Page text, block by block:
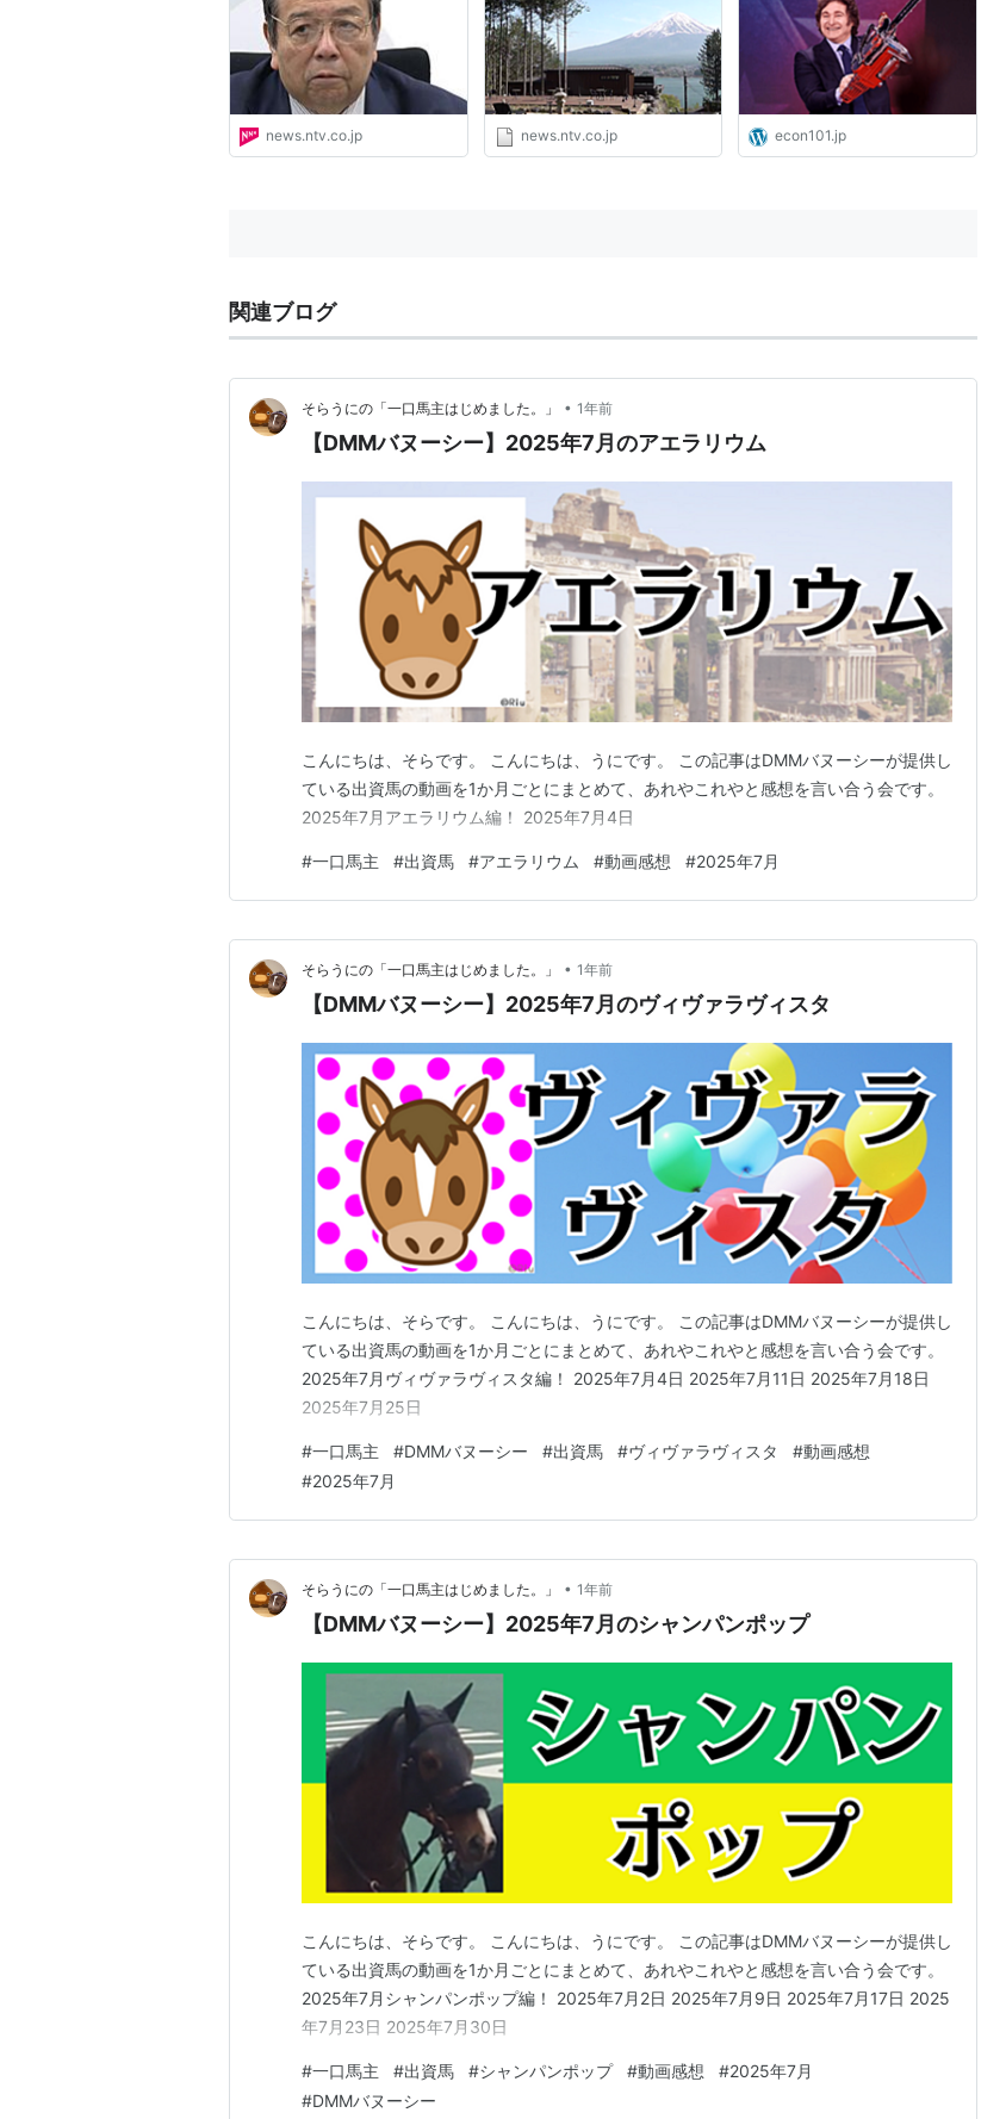
載）｜日テレNEWS NNN
news.ntv.co.jp
載）｜YBS NEWS NNN
news.ntv.co.jp econ101.jp
関連ブログ
そらうにの「一口馬主はじめました。」 • 1年前
【DMMバヌーシー】2025年7月のアエラリウム
こんにちは、そらです。 こんにちは、うにです。 この記事はDMMバヌーシーが提供し
ている出資馬の動画を1か月ごとにまとめて、あれやこれやと感想を言い合う会です。
2025年7月アエラリウム編！ 2025年7月4日
#一口馬主 #出資馬 #アエラリウム #動画感想 #2025年7月
そらうにの「一口馬主はじめました。」 • 1年前
【DMMバヌーシー】2025年7月のヴィヴァラヴィスタ
こんにちは、そらです。 こんにちは、うにです。 この記事はDMMバヌーシーが提供し
ている出資馬の動画を1か月ごとにまとめて、あれやこれやと感想を言い合う会です。
2025年7月ヴィヴァラヴィスタ編！ 2025年7月4日 2025年7月11日 2025年7月18日
2025年7月25日
#一口馬主 #DMMバヌーシー #出資馬 #ヴィヴァラヴィスタ #動画感想
#2025年7月
そらうにの「一口馬主はじめました。」 • 1年前
【DMMバヌーシー】2025年7月のシャンパンポップ
こんにちは、そらです。 こんにちは、うにです。 この記事はDMMバヌーシーが提供し
ている出資馬の動画を1か月ごとにまとめて、あれやこれやと感想を言い合う会です。
2025年7月シャンパンポップ編！ 2025年7月2日 2025年7月9日 2025年7月17日 2025
年7月23日 2025年7月30日
#一口馬主 #出資馬 #シャンパンポップ #動画感想 #2025年7月
#DMMバヌーシー